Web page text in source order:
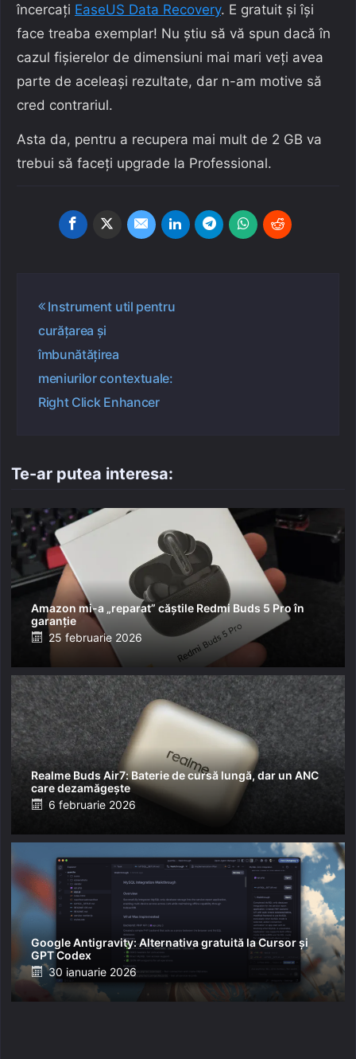
încercați EaseUS Data Recovery. E gratuit și își
face treaba exemplar! Nu știu să vă spun dacă în
cazul fișierelor de dimensiuni mai mari veți avea
parte de aceleași rezultate, dar n-am motive să
cred contrariul.
Asta da, pentru a recupera mai mult de 2 GB va
trebui să faceți upgrade la Professional.
Navigare
articole
Instrument util pentru
curățarea și
îmbunătățirea
meniurilor contextuale:
Right Click Enhancer
Te-ar putea interesa:
Amazon mi-a „reparat” căștile Redmi Buds 5 Pro în
garanție
Posted
25 februarie 2026
Realme Buds Air7: Baterie de cursă lungă, dar un ANC
care dezamăgește
Posted
6 februarie 2026
Google Antigravity: Alternativa gratuită la Cursor și
GPT Codex
Posted
on
30 ianuarie 2026